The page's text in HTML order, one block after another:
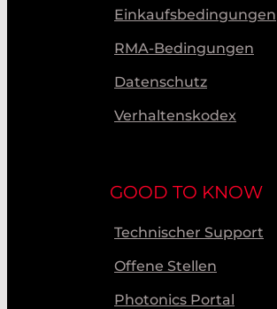
Einkaufsbedingungen
RMA-Bedingungen
Datenschutz
Verhaltenskodex
GOOD TO KNOW
Technischer Support
Offene Stellen
Photonics Portal